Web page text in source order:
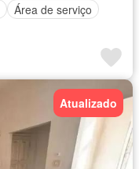
Área de serviço
Atualizado